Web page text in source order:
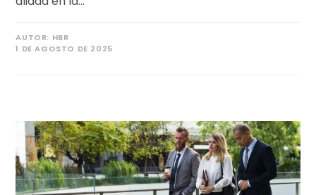
AUTOR: HBR
1 DE AGOSTO DE 2025